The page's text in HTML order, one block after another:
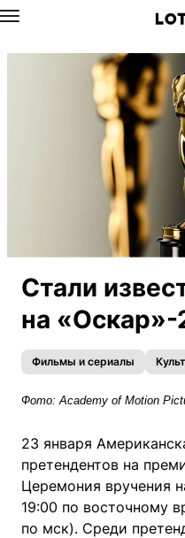
Назад
Стали
на
Фильмы и сериалы
Фото: Academy of Motion
23 января
претендентов на
Церемония вручения
19:00 по восточному
по мск). Среди